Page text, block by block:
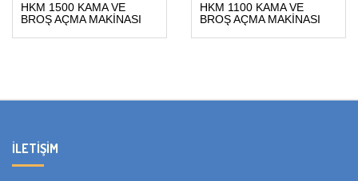
HKM 1500 KAMA VE
BROŞ AÇMA MAKİNASI
HKM 1100 KAMA VE
BROŞ AÇMA MAKİNASI
İLETIŞIM